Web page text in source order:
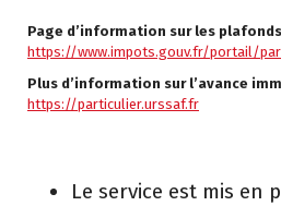
Page d’information sur les
https://www.impots.gouv.fr/portail/
Plus d’information sur l’avance
https://particulier.urssaf.fr
Le service est mis en